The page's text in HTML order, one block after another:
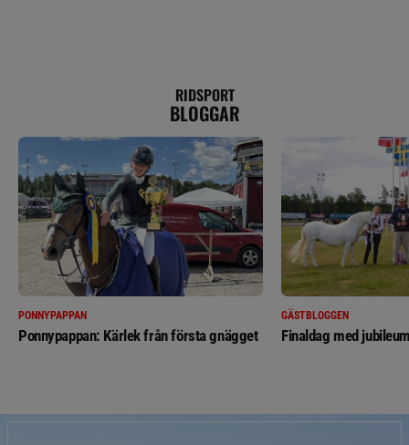
RIDSPORT
BLOGGAR
PONNYPAPPAN
Ponnypappan: Kärlek från första gnägget
GÄSTBLOGGEN
Finaldag med